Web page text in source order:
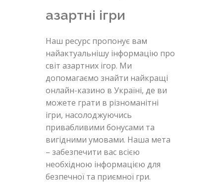
азартні ігри
Наш ресурс пропонує вам
найактуальнішу інформацію про
світ азартних ігор. Ми
допомагаємо знайти найкращі
онлайн-казино в Україні, де ви
можете грати в різноманітні
ігри, насолоджуючись
привабливими бонусами та
вигідними умовами. Наша мета
– забезпечити вас всією
необхідною інформацією для
безпечної та приємної гри.